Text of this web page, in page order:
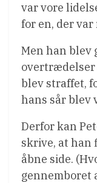
var vore
for en, der var
Men han blev
overtrædelser
blev straffet,
hans sår blev
Derfor kan
skrive, at han
åbne side.
gennemboret